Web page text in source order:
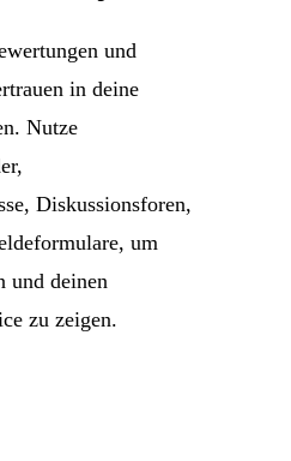
und
in deine
Nutze
Diskussionsforen,
um
und deinen
zu zeigen.